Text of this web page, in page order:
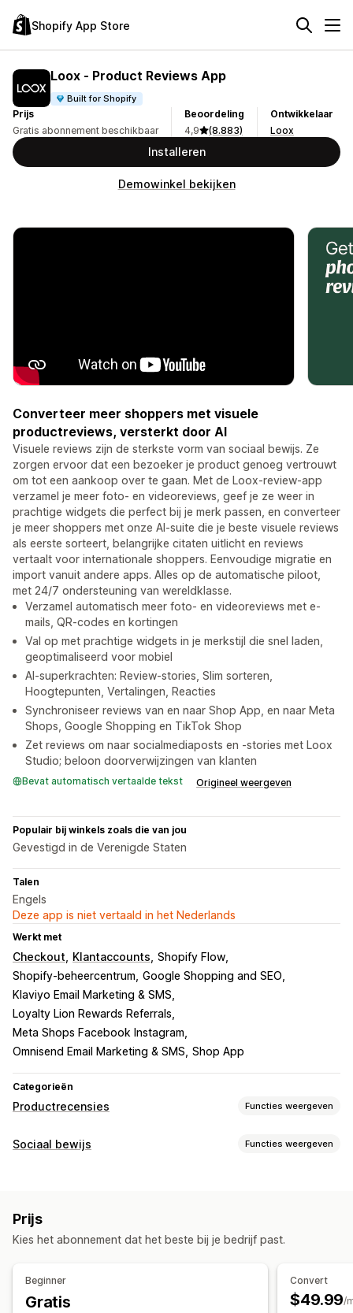
Shopify App Store
Loox ‑ Product Reviews App
Built for Shopify
Prijs
Gratis abonnement beschikbaar
Beoordeling
4,9
(8.883)
Ontwikkelaar
Loox
Installeren
Demowinkel bekijken
Converteer meer shoppers met visuele
productreviews, versterkt door AI
Visuele reviews zijn de sterkste vorm van sociaal bewijs. Ze
zorgen ervoor dat een bezoeker je product genoeg vertrouwt
om tot een aankoop over te gaan. Met de Loox-review-app
verzamel je meer foto- en videoreviews, geef je ze weer in
prachtige widgets die perfect bij je merk passen, en converteer
je meer shoppers met onze AI-suite die je beste visuele reviews
als eerste sorteert, belangrijke citaten uitlicht en reviews
vertaalt voor internationale shoppers. Eenvoudige migratie en
import vanuit andere apps. Alles op de automatische piloot,
met 24/7 ondersteuning van wereldklasse.
Verzamel automatisch meer foto- en videoreviews met e-
mails, QR-codes en kortingen
Val op met prachtige widgets in je merkstijl die snel laden,
geoptimaliseerd voor mobiel
AI-superkrachten: Review-stories, Slim sorteren,
Hoogtepunten, Vertalingen, Reacties
Synchroniseer reviews van en naar Shop App, en naar Meta
Shops, Google Shopping en TikTok Shop
Zet reviews om naar socialmediaposts en -stories met Loox
Studio; beloon doorverwijzingen van klanten
Bevat automatisch vertaalde tekst Origineel weergeven
Populair bij winkels zoals die van jou
Gevestigd in de Verenigde Staten
Talen
Engels
Deze app is niet vertaald in het Nederlands
Werkt met
Checkout Klantaccounts Shopify Flow
Shopify-beheercentrum Google Shopping and SEO
Klaviyo Email Marketing & SMS
Loyalty Lion Rewards Referrals
Meta Shops Facebook Instagram
Omnisend Email Marketing & SMS Shop App
Categorieën
Productrecensies Functies weergeven
Weergaveopties
Pagina met alleen recensies
Hoogtepunten uit recensies
Filteren
Rich snippets
Sociaal bewijs Functies weergeven
Weergaveopties
Analytics
Prijs
Kies het abonnement dat het beste bij je bedrijf past.
Beginner
Gratis
Convert
$49.99/